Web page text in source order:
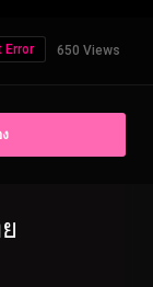
650 Views
Error